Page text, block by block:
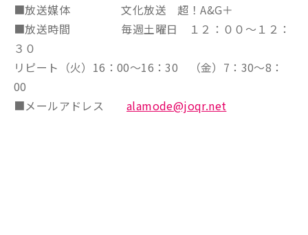
■放送媒体 文化放送 超！A&G＋
■放送時間 毎週土曜日 １２：００～１２：
３０
リピート（火）16：00～16：30 （金）7：30～8：
00
■メールアドレス alamode@joqr.net